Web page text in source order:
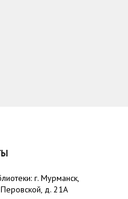
г. Мурманск,
д. 21А